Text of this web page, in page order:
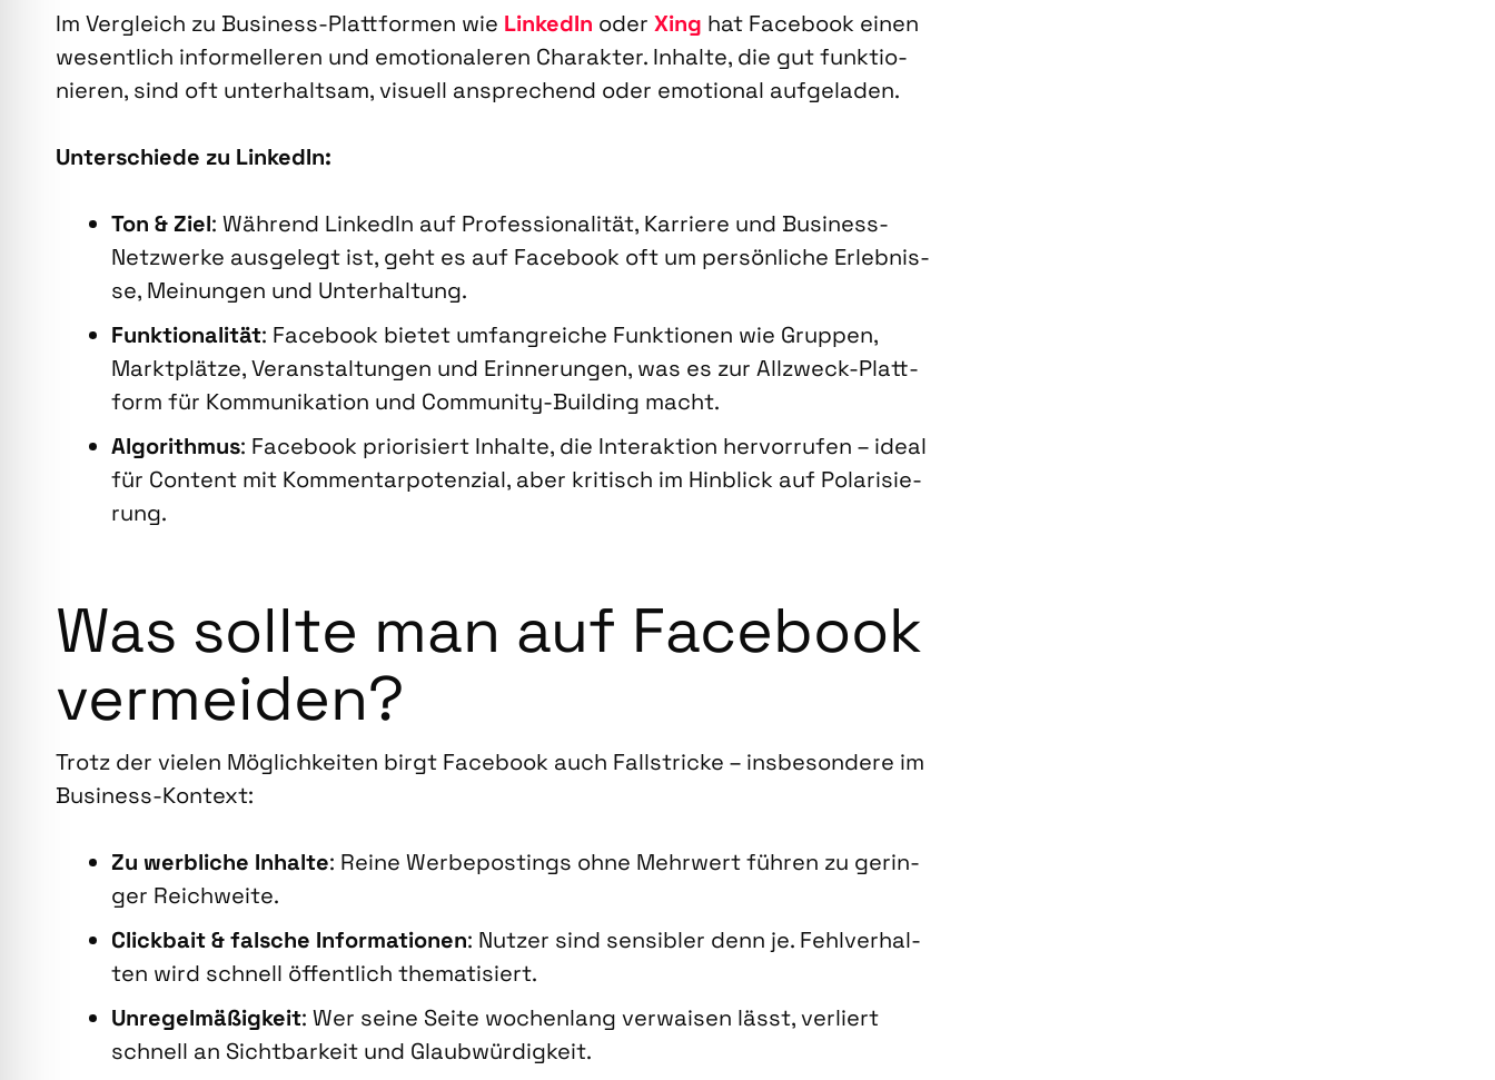
Im Ver­gleich zu Busi­ness-Platt­for­men wie Lin­ke­dIn oder Xing hat Face­book einen
wesent­lich infor­mel­le­ren und emo­tio­na­le­ren Cha­rak­ter. Inhal­te, die gut funk­tio­
nie­ren, sind oft unter­halt­sam, visu­ell anspre­chend oder emo­tio­nal auf­ge­la­den.
Unter­schie­de zu Lin­ke­dIn:
Ton & Ziel: Wäh­rend Lin­ke­dIn auf Pro­fes­sio­na­li­tät, Kar­rie­re und Busi­ness-
Netz­wer­ke aus­ge­legt ist, geht es auf Face­book oft um per­sön­li­che Erleb­nis­
se, Mei­nun­gen und Unter­hal­tung.
Funk­tio­na­li­tät: Face­book bie­tet umfang­rei­che Funk­tio­nen wie Grup­pen,
Markt­plät­ze, Ver­an­stal­tun­gen und Erin­ne­run­gen, was es zur All­zweck-Platt­
form für Kom­mu­ni­ka­ti­on und Com­mu­ni­ty-Buil­ding macht.
Algo­rith­mus: Face­book prio­ri­siert Inhal­te, die Inter­ak­ti­on her­vor­ru­fen – ide­al
für Con­tent mit Kom­men­tar­po­ten­zi­al, aber kri­tisch im Hin­blick auf Pola­ri­sie­
rung.
Was soll­te man auf Face­book
ver­mei­den?
Trotz der vie­len Mög­lich­kei­ten birgt Face­book auch Fall­stri­cke – ins­be­son­de­re im
Busi­ness-Kon­text:
Zu werb­li­che Inhal­te: Rei­ne Wer­be­pos­tings ohne Mehr­wert füh­ren zu gerin­
ger Reich­wei­te.
Click­bait & fal­sche Infor­ma­tio­nen: Nut­zer sind sen­si­bler denn je. Fehl­ver­hal­
ten wird schnell öffent­lich the­ma­ti­siert.
Unre­gel­mä­ßig­keit: Wer sei­ne Sei­te wochen­lang ver­wai­sen lässt, ver­liert
schnell an Sicht­bar­keit und Glaub­wür­dig­keit.